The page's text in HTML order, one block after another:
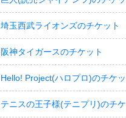
埼玉西武ライオンズのチケット
阪神タイガースのチケット
Hello! Project(ハロプロ)のチケッ
テニスの王子様(テニプリ)のチ